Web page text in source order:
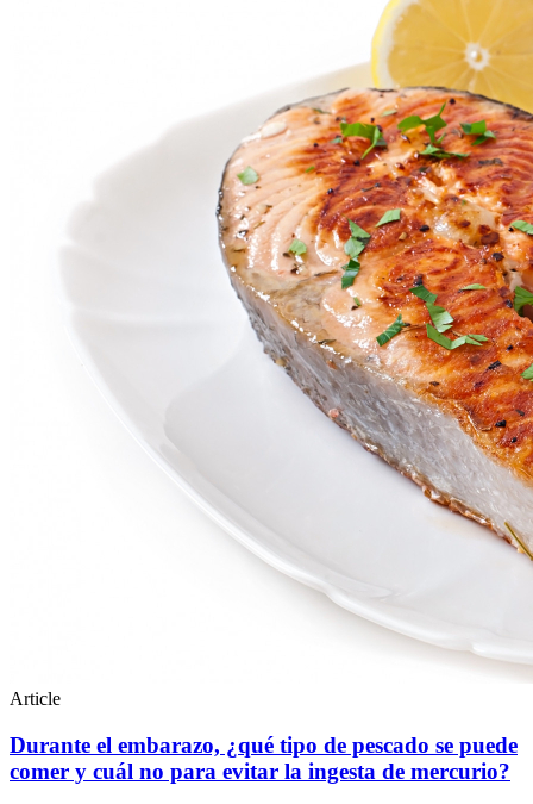
Article
Durante el embarazo, ¿qué tipo de pescado se puede
comer y cuál no para evitar la ingesta de mercurio?